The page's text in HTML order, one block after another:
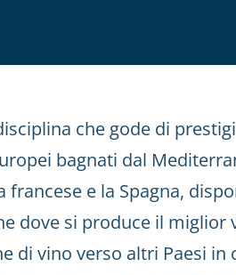
che gode di
bagnati dal
francese e la Spagna,
dove si produce il
di vino verso altri Paesi in